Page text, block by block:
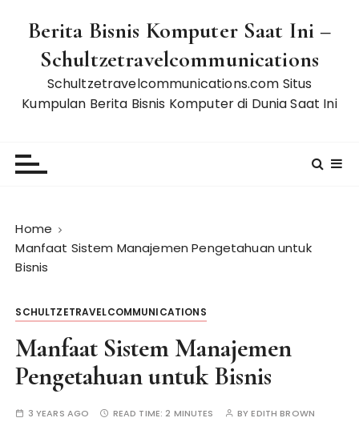
Berita Bisnis Komputer Saat Ini –
Schultzetravelcommunications
Schultzetravelcommunications.com Situs
Kumpulan Berita Bisnis Komputer di Dunia Saat Ini
Home
Manfaat Sistem Manajemen Pengetahuan untuk
Bisnis
SCHULTZETRAVELCOMMUNICATIONS
Manfaat Sistem Manajemen
Pengetahuan untuk Bisnis
3 YEARS AGO READ TIME:2 MINUTES BYEDITH BROWN